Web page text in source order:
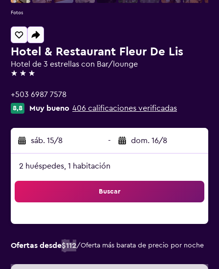
Hotel & Restaurant Fleur De Lis
Hotel de 3 estrellas con Bar/lounge
3 estrellas
+503 6987 7578
8,8 Muy bueno 406 calificaciones verificadas
sáb. 15/8 - dom. 16/8
2 huéspedes, 1 habitación
Buscar
Ofertas desde$112/Oferta más barata de precio por noche
Fotos